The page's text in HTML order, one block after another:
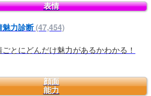
表情
魅力診断(47,454)
とにどんだけ魅力があるかわかる！
顔面
能力